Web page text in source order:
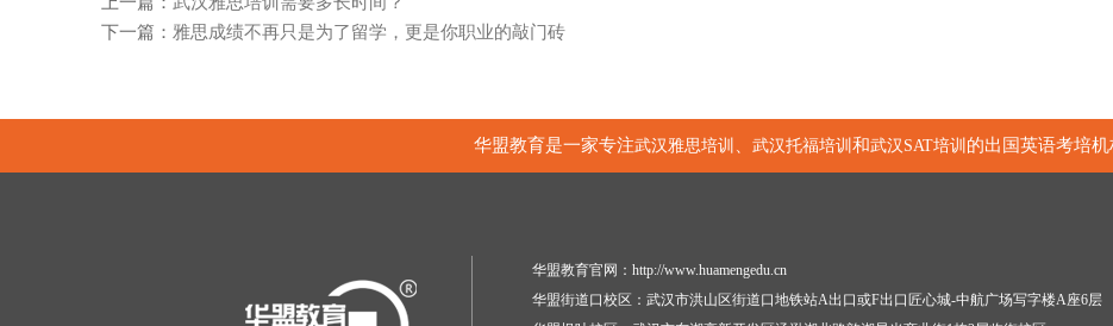
下一篇： 雅思成绩不再只是为了留学，更是你职业的敲门砖
华盟教育是一家专注武汉雅思培训 武汉托福培训 和武汉SAT培训 的出国英语考培机
华盟教育官网：http://www.huamengedu.cn
华盟街道口校区：武汉市洪山区街道口地铁站A出口或F出口匠心城-中航广场写字楼A座6层